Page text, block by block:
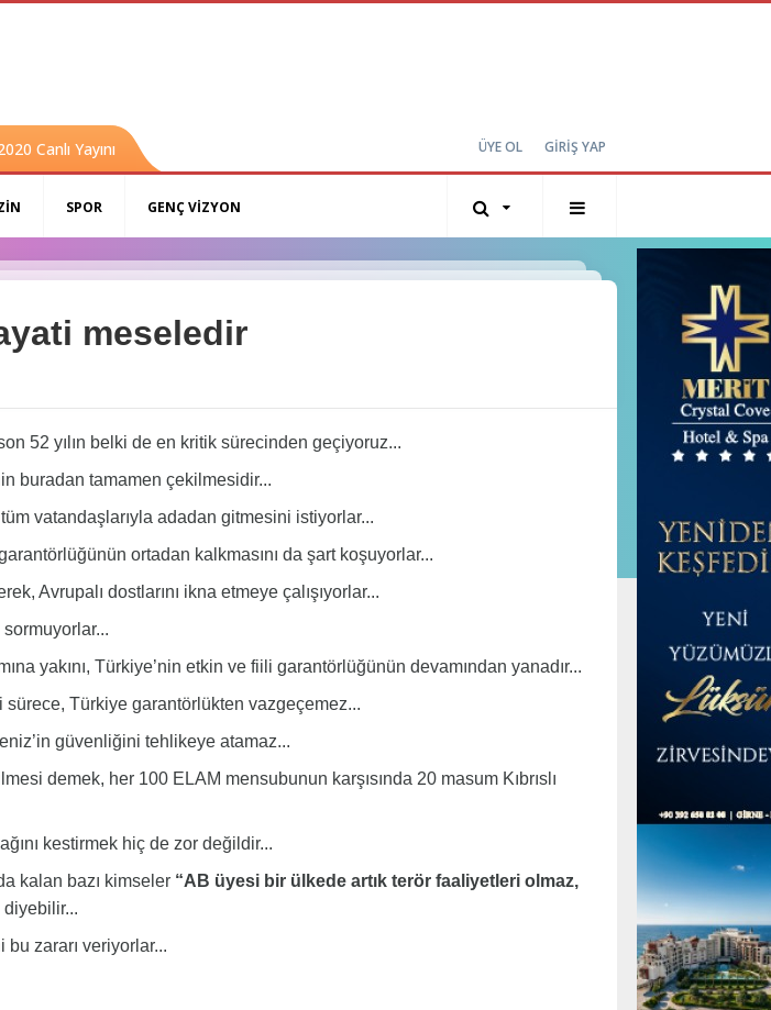
Canlı Yayını ÜYE OL GİRİŞ YAP
SPOR GENÇ VİZYON
meseledir
52 yılın belki de en kritik sürecinden geçiyoruz...
buradan tamamen çekilmesidir...
vatandaşlarıyla adadan gitmesini istiyorlar...
ortadan kalkmasını da şart koşuyorlar...
Avrupalı dostlarını ikna etmeye çalışıyorlar...
yakını, Türkiye’nin etkin ve fiili garantörlüğünün devamından yanadır...
sürece, Türkiye garantörlükten vazgeçemez...
güvenliğini tehlikeye atamaz...
demek, her 100 ELAM mensubunun karşısında 20 masum Kıbrıslı
kestirmek hiç de zor değildir...
kalan bazı kimseler “AB üyesi bir ülkede artık terör faaliyetleri olmaz,
diyebilir...
zararı veriyorlar...